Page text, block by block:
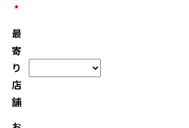
*
最
寄
り
店
舗